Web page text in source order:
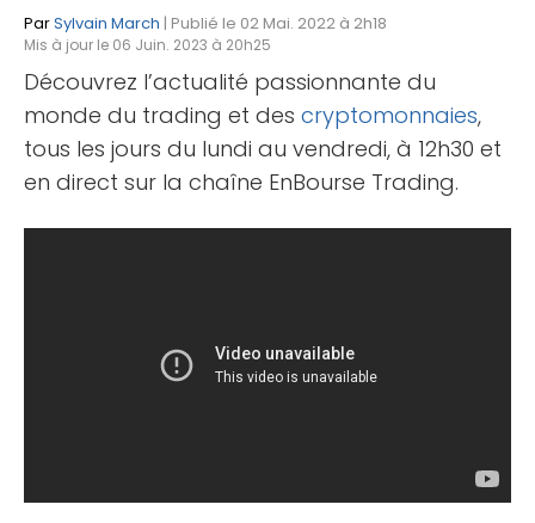
ParSylvain March | Publié le 02 Mai. 2022 à 2h18
Mis à jour le 06 Juin. 2023 à 20h25
Découvrez l’actualité passionnante du
monde du trading et des cryptomonnaies,
tous les jours du lundi au vendredi, à 12h30 et
en direct sur la chaîne EnBourse Trading.